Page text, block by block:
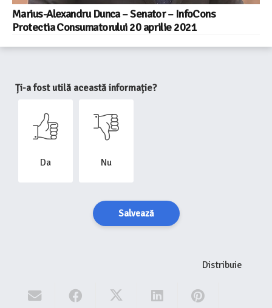
Marius-Alexandru Dunca – Senator – InfoCons
Protectia Consumatorului 20 aprilie 2021
Ți-a fost utilă această informație?
Da Nu
Salvează
Distribuie